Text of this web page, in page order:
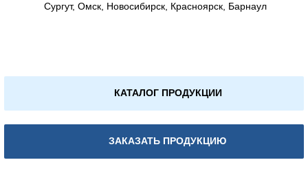
Сургут, Омск, Новосибирск, Красноярск, Барнаул
КАТАЛОГ ПРОДУКЦИИ
ЗАКАЗАТЬ ПРОДУКЦИЮ